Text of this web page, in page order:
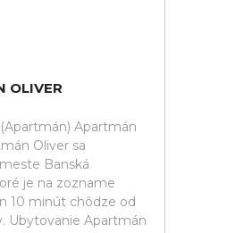
OLIVER
Apartmán
Oliver sa
Banská
je na zozname
10 minút chôdze od
Ubytovanie Apartmán